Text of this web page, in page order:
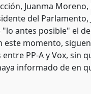
Juanma
del Parlamento,
antes posible" el
este momento,
PP-A y Vox, sin
informado de en